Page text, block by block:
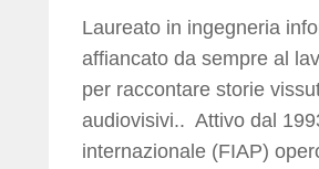
Laureato in ingegneria
affiancato da sempre al
per raccontare storie
audiovisivi.. Attivo dal
internazionale (FIAP)